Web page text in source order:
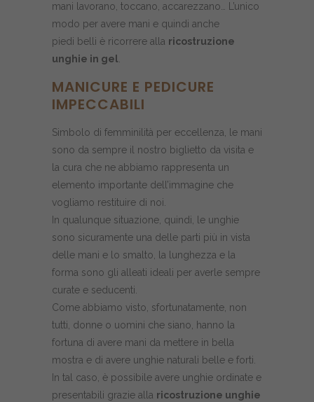
mani lavorano, toccano, accarezzano… L’unico
modo per avere mani e quindi anche
piedi belli è ricorrere alla ricostruzione
unghie in gel.
MANICURE E PEDICURE
IMPECCABILI
Simbolo di femminilità per eccellenza, le mani
sono da sempre il nostro biglietto da visita e
la cura che ne abbiamo rappresenta un
elemento importante dell’immagine che
vogliamo restituire di noi.
In qualunque situazione, quindi, le unghie
sono sicuramente una delle parti più in vista
delle mani e lo smalto, la lunghezza e la
forma sono gli alleati ideali per averle sempre
curate e seducenti.
Come abbiamo visto, sfortunatamente, non
tutti, donne o uomini che siano, hanno la
fortuna di avere mani da mettere in bella
mostra e di avere unghie naturali belle e forti.
In tal caso, è possibile avere unghie ordinate e
presentabili grazie alla ricostruzione unghie